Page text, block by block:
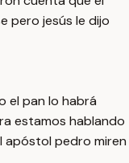
pero jesús le dijo
el pan lo habrá
estamos hablando
apóstol pedro miren